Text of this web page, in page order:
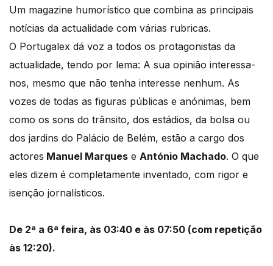
Um magazine humorístico que combina as principais
notícias da actualidade com várias rubricas.
O Portugalex dá voz a todos os protagonistas da
actualidade, tendo por lema: A sua opinião interessa-
nos, mesmo que não tenha interesse nenhum. As
vozes de todas as figuras públicas e anónimas, bem
como os sons do trânsito, dos estádios, da bolsa ou
dos jardins do Palácio de Belém, estão a cargo dos
actores Manuel Marques e António Machado. O que
eles dizem é completamente inventado, com rigor e
isenção jornalísticos.
De 2ª a 6ª feira, às 03:40 e às 07:50 (com repetição
às 12:20).